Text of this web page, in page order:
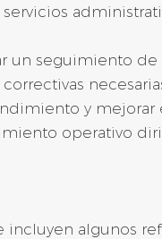
un seguimiento
y mejorar
operativo
algunos